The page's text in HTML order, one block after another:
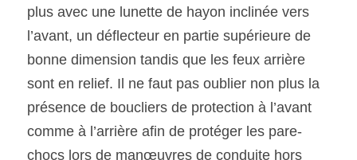
plus avec une lunette de hayon inclinée vers
l’avant, un déflecteur en partie supérieure de
bonne dimension tandis que les feux arrière
sont en relief. Il ne faut pas oublier non plus la
présence de boucliers de protection à l’avant
comme à l’arrière afin de protéger les pare-
chocs lors de manœuvres de conduite hors